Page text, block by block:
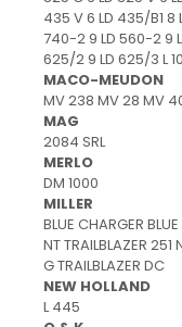
435 V 6 LD 435/B1 8
740-2 9 LD 560-2 9
625/2 9 LD 625/3 L
MACO-MEUDON
MV 238 MV 28 MV
MAG
2084 SRL
MERLO
DM 1000
MILLER
BLUE CHARGER
NT TRAILBLAZER 251
G TRAILBLAZER DC
NEW HOLLAND
L 445